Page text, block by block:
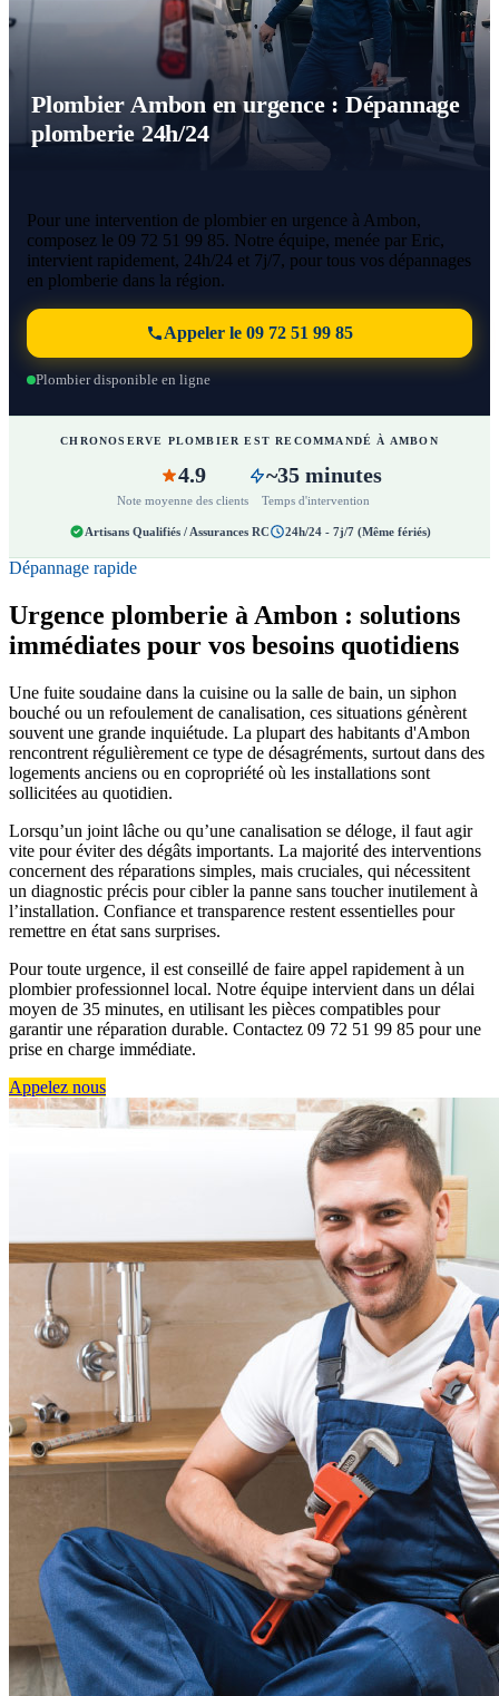
Plombier Ambon en urgence : Dépannage
plomberie 24h/24
Pour une intervention de plombier en urgence à Ambon,
composez le 09 72 51 99 85. Notre équipe, menée par Eric,
intervient rapidement, 24h/24 et 7j/7, pour tous vos dépannages
en plomberie dans la région.
Appeler le 09 72 51 99 85
Plombier disponible en ligne
CHRONOSERVE PLOMBIER EST RECOMMANDÉ À AMBON
4.9
Note moyenne des clients
~35 minutes
Temps d'intervention
Artisans Qualifiés / Assurances RC 24h/24 - 7j/7 (Même fériés)
Dépannage rapide
Urgence plomberie à Ambon : solutions
immédiates pour vos besoins quotidiens
Une fuite soudaine dans la cuisine ou la salle de bain, un siphon
bouché ou un refoulement de canalisation, ces situations génèrent
souvent une grande inquiétude. La plupart des habitants d'Ambon
rencontrent régulièrement ce type de désagréments, surtout dans des
logements anciens ou en copropriété où les installations sont
sollicitées au quotidien.
Lorsqu’un joint lâche ou qu’une canalisation se déloge, il faut agir
vite pour éviter des dégâts importants. La majorité des interventions
concernent des réparations simples, mais cruciales, qui nécessitent
un diagnostic précis pour cibler la panne sans toucher inutilement à
l’installation. Confiance et transparence restent essentielles pour
remettre en état sans surprises.
Pour toute urgence, il est conseillé de faire appel rapidement à un
plombier professionnel local. Notre équipe intervient dans un délai
moyen de 35 minutes, en utilisant les pièces compatibles pour
garantir une réparation durable. Contactez 09 72 51 99 85 pour une
prise en charge immédiate.
Appelez nous